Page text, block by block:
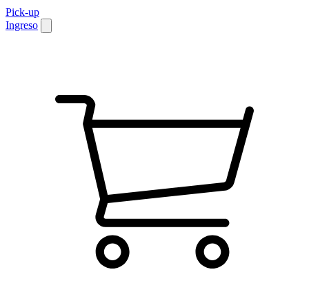
Pick-up
Ingreso